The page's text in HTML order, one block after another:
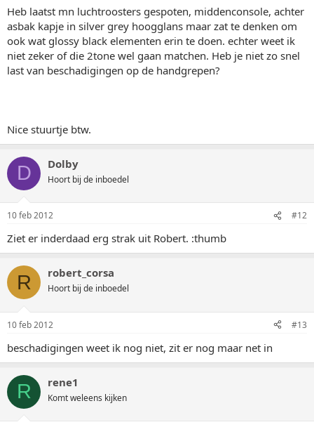
Heb laatst mn luchtroosters gespoten, middenconsole, achter
asbak kapje in silver grey hoogglans maar zat te denken om
ook wat glossy black elementen erin te doen. echter weet ik
niet zeker of die 2tone wel gaan matchen. Heb je niet zo snel
last van beschadigingen op de handgrepen?
Nice stuurtje btw.
D Dolby
Hoort bij de inboedel
10 feb 2012 #12
Ziet er inderdaad erg strak uit Robert. :thumb
R robert_corsa
Hoort bij de inboedel
10 feb 2012 #13
beschadigingen weet ik nog niet, zit er nog maar net in
R rene1
Komt weleens kijken